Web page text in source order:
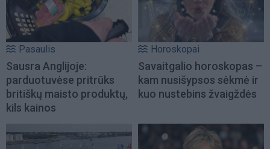
Pasaulis
Sausra Anglijoje:
parduotuvėse pritrūks
britiškų maisto produktų,
kils kainos
Horoskopai
Savaitgalio horoskopas –
kam nusišypsos sėkmė ir
kuo nustebins žvaigždės